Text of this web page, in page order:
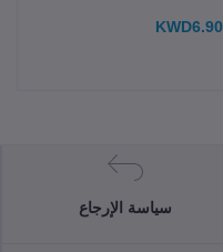
KWD6.90
سياسة الإرجاع